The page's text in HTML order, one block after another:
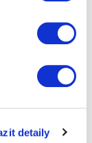
detaily
0.40,-
1.50,-